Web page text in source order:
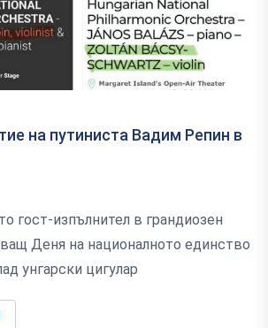
на путиниста Вадим Репин в
гост-изпълнител в грандиозен
Деня на националното единство
унгарски цигулар